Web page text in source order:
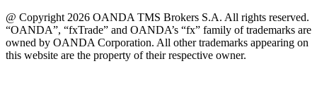
@ Copyright 2026 OANDA TMS Brokers S.A. All rights reserved.
“OANDA”, “fxTrade” and OANDA’s “fx” family of trademarks are
owned by OANDA Corporation. All other trademarks appearing on
this website are the property of their respective owner.